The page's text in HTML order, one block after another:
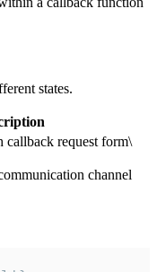
states.
request form\
channel